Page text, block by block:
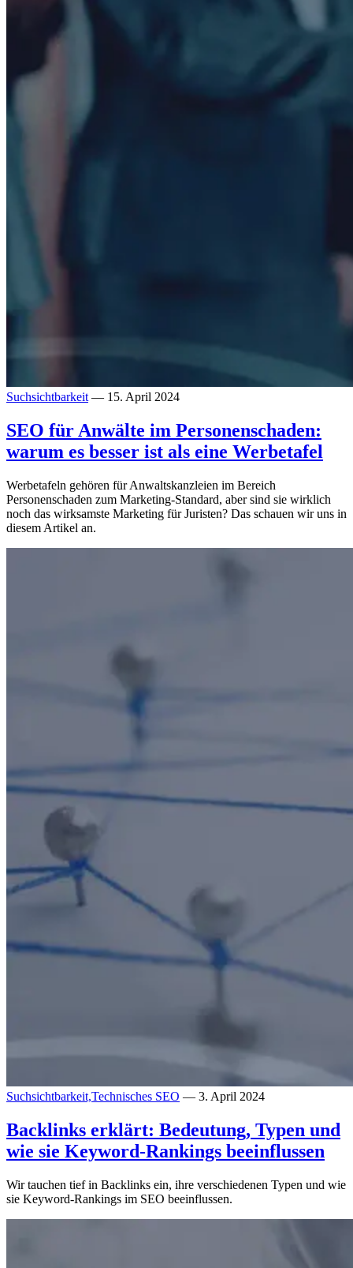
Suchsichtbarkeit — 15. April 2024
SEO für Anwälte im Personenschaden:
warum es besser ist als eine Werbetafel
Werbetafeln gehören für Anwaltskanzleien im Bereich
Personenschaden zum Marketing-Standard, aber sind sie wirklich
noch das wirksamste Marketing für Juristen? Das schauen wir uns in
diesem Artikel an.
Suchsichtbarkeit,Technisches SEO — 3. April 2024
Backlinks erklärt: Bedeutung, Typen und
wie sie Keyword-Rankings beeinflussen
Wir tauchen tief in Backlinks ein, ihre verschiedenen Typen und wie
sie Keyword-Rankings im SEO beeinflussen.